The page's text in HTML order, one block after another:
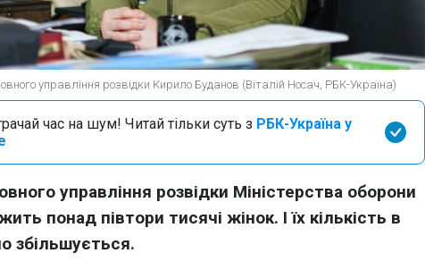
управління розвідки Кирило Буданов (Віталій Носач, РБК-Україна)
час на шум! Читай тільки суть з РБК-Україна у
управління розвідки Міністерства оборони
понад півтори тисячі жінок. І їх кількість в
збільшується.